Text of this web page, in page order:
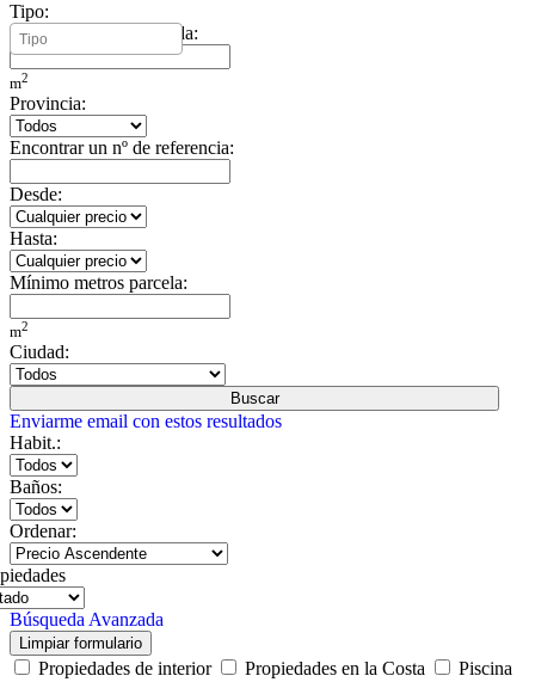
Tipo:
Mínimo metros vivienda:
m2
Provincia:
Encontrar un nº de referencia:
Desde:
Hasta:
Mínimo metros parcela:
m2
Ciudad:
Buscar
Enviarme email con estos resultados
Habit.:
Baños:
Ordenar:
Búsqueda Avanzada
Limpiar formulario
Propiedades de interior Propiedades en la Costa
Piscina